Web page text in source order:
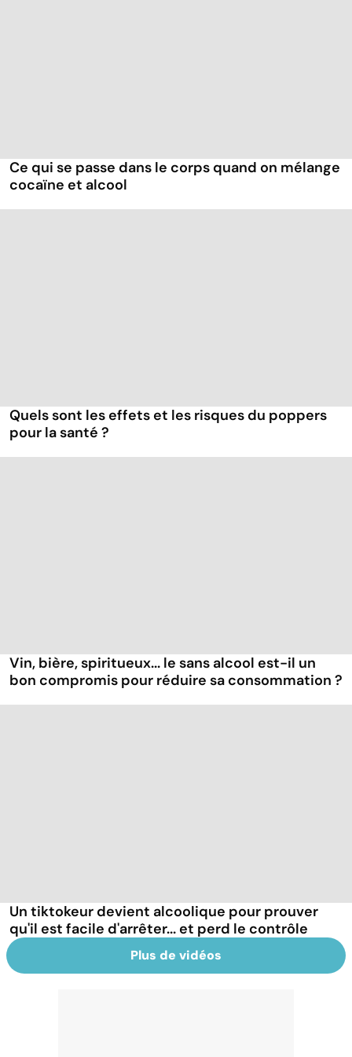
Ce qui se passe dans le corps quand on mélange
cocaïne et alcool
Quels sont les effets et les risques du poppers
pour la santé ?
Vin, bière, spiritueux... le sans alcool est-il un
bon compromis pour réduire sa consommation ?
Un tiktokeur devient alcoolique pour prouver
qu'il est facile d'arrêter... et perd le contrôle
Plus de vidéos